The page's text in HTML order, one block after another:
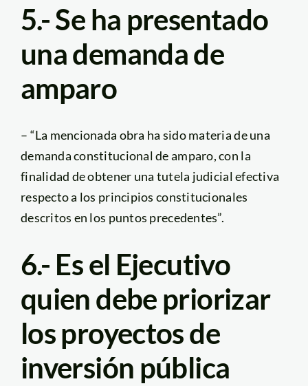
5.- Se ha presentado
una demanda de
amparo
– “La mencionada obra ha sido materia de una
demanda constitucional de amparo, con la
finalidad de obtener una tutela judicial efectiva
respecto a los principios constitucionales
descritos en los puntos precedentes”.
6.- Es el Ejecutivo
quien debe priorizar
los proyectos de
inversión pública